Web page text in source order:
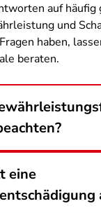
auf häufig
und
haben,
beraten.
eine